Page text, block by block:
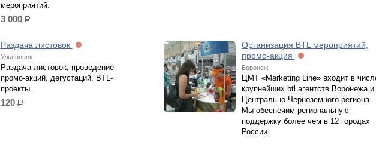
мероприятий.
3 000 р.
Раздача листовок
Ульяновск
Раздача листовок, проведение
промо-акций, дегустаций. BTL-
проекты.
120 р.
Организация BTL мероприятий,
промо-акция
Воронеж
ЦМТ «Marketing Line» входит в
крупнейших btl агентств Воронежа и
Центрально-Черноземного региона.
Мы обеспечим региональную
поддержку более чем в 12 городах
России.